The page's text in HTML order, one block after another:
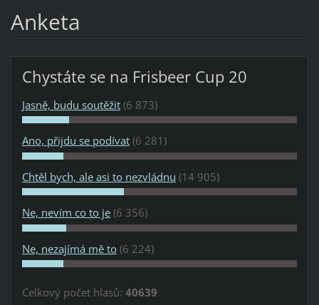
Anketa
Chystáte se na Frisbeer Cup 20
Jasně, budu soutěžit (6 873)
Ano, přijdu se podívat (6 281)
Chtěl bych, ale asi to nezvládnu (14 905)
Ne, nevím co to je (6 356)
Ne, nezajímá mě to (6 224)
Celkový počet hlasů: 40639